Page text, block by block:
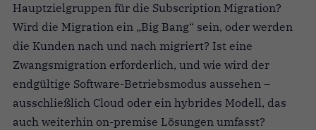
Hauptzielgruppen für die Subscription Migration?
Wird die Migration ein „Big Bang“ sein, oder werden
die Kunden nach und nach migriert? Ist eine
Zwangsmigration erforderlich, und wie wird der
endgültige Software-Betriebsmodus aussehen –
ausschließlich Cloud oder ein hybrides Modell, das
auch weiterhin on-premise Lösungen umfasst?